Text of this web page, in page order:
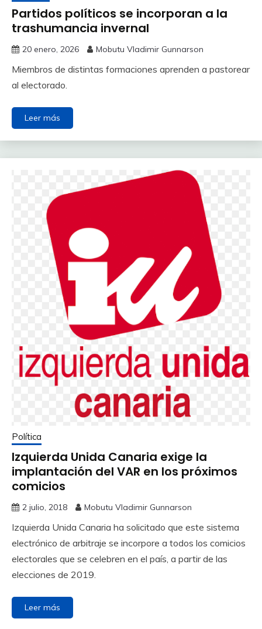
Partidos políticos se incorporan a la
trashumancia invernal
20 enero, 2026 Mobutu Vladimir Gunnarson
Miembros de distintas formaciones aprenden a pastorear
al electorado.
Leer más
Política
Izquierda Unida Canaria exige la
implantación del VAR en los próximos
comicios
2 julio, 2018 Mobutu Vladimir Gunnarson
Izquierda Unida Canaria ha solicitado que este sistema
electrónico de arbitraje se incorpore a todos los comicios
electorales que se celebren en el país, a partir de las
elecciones de 2019.
Leer más